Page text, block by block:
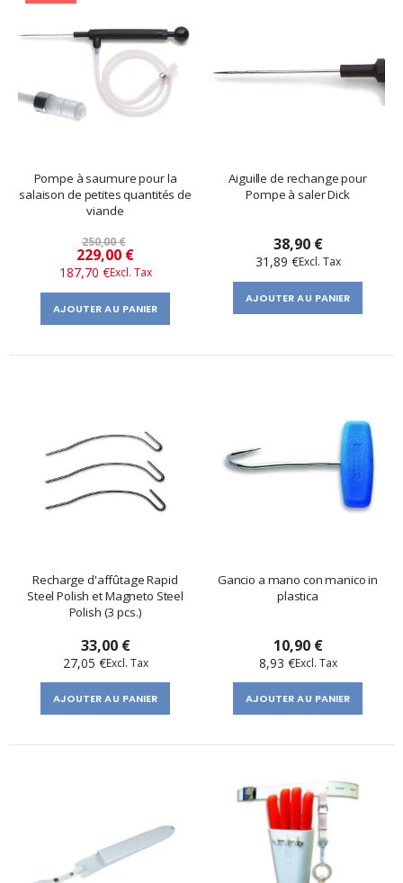
Pompe à saumure pour la
salaison de petites quantités de
viande
250,00 €
Prix
spécial
229,00 €
187,70 €
AJOUTER AU PANIER
Aiguille de rechange pour
Pompe à saler Dick
38,90 €
31,89 €
AJOUTER AU PANIER
Recharge d'affûtage Rapid
Steel Polish et Magneto Steel
Polish (3 pcs.)
33,00 €
27,05 €
AJOUTER AU PANIER
Gancio a mano con manico in
plastica
10,90 €
8,93 €
AJOUTER AU PANIER